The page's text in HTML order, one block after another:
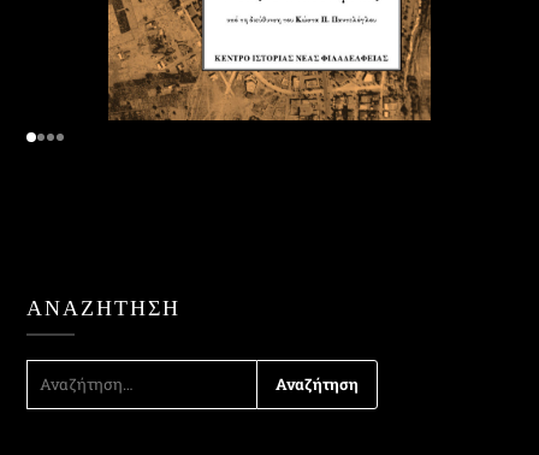
ΑΝΑΖΉΤΗΣΗ
ΑΝΑΖΉΤΗΣΗ
ΓΙΑ: